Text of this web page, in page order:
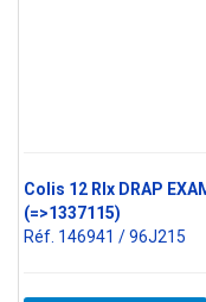
Colis 12 Rlx DRAP
(=>1337115)
Réf. 146941 / 96J215